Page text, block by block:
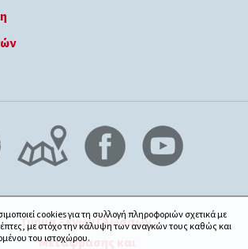
Τμήμα Ξένων Γλωσσών,
Μετάφρασης και
cookies για τη συλλογή πληροφοριών σχετικά με
με στόχο την κάλυψη των αναγκών τους καθώς και
του ιστοχώρου.